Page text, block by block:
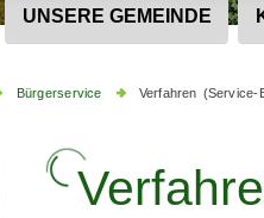
UNSERE GEMEINDE
Bürgerservice Verfahren (Service-